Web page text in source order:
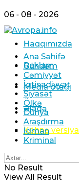
06 - 08 - 2026
Haqqımızda
Reklam
Media otağı
Əlaqə
Köhnə versiya
Ana Səhifə
Gündəm
Cəmiyyət
İqtisadiyyat
Siyasət
Ölkə
Dünya
Araşdırma
İdman
Kriminal
No Result
View All Result